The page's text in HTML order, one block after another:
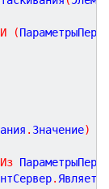
(
. Значение)
Из
.